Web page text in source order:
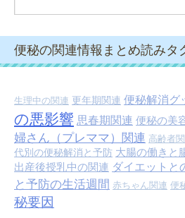
便秘の関連情報まとめ読みタ
生理中の関連 更年期関連 便秘解消グ
の悪影響 思春期関連 便秘の美
婦さん（プレママ）関連 高齢者
代別の便秘解消と予防 大腸の働きと
出産後授乳中の関連 ダイエットと
と予防の生活週間 赤ちゃん関連 便
秘要因